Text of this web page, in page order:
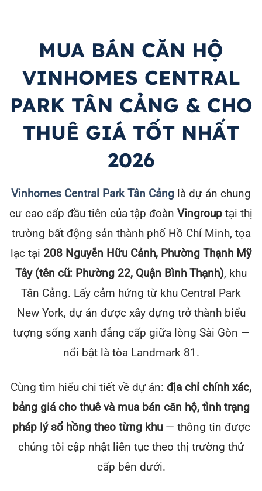
MUA BÁN CĂN HỘ
VINHOMES CENTRAL
PARK TÂN CẢNG & CHO
THUÊ GIÁ TỐT NHẤT
2026
Vinhomes Central Park Tân Cảng là dự án chung
cư cao cấp đầu tiên của tập đoàn Vingroup tại thị
trường bất động sản thành phố Hồ Chí Minh, tọa
lạc tại 208 Nguyễn Hữu Cảnh, Phường Thạnh Mỹ
Tây (tên cũ: Phường 22, Quận Bình Thạnh), khu
Tân Cảng. Lấy cảm hứng từ khu Central Park
New York, dự án được xây dựng trở thành biểu
tượng sống xanh đẳng cấp giữa lòng Sài Gòn —
nổi bật là tòa Landmark 81.
Cùng tìm hiểu chi tiết về dự án: địa chỉ chính xác,
bảng giá cho thuê và mua bán căn hộ, tình trạng
pháp lý sổ hồng theo từng khu— thông tin được
chúng tôi cập nhật liên tục theo thị trường thứ
cấp bên dưới.